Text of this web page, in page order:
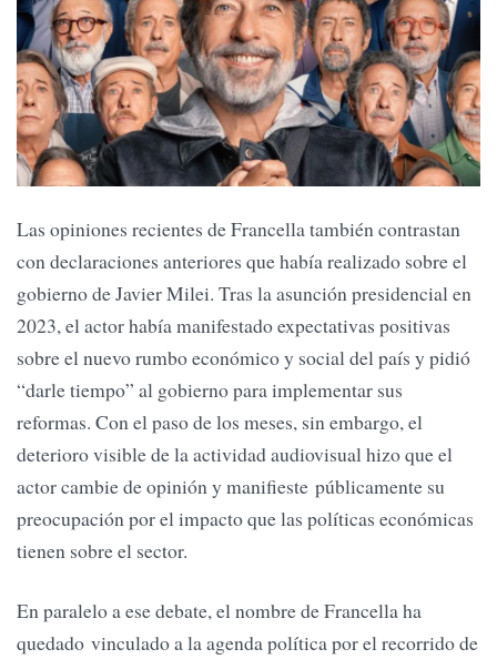
Las opiniones recientes de Francella también contrastan
con declaraciones anteriores que había realizado sobre el
gobierno de Javier Milei. Tras la asunción presidencial en
2023, el actor había manifestado expectativas positivas
sobre el nuevo rumbo económico y social del país y pidió
“darle tiempo” al gobierno para implementar sus
reformas. Con el paso de los meses, sin embargo, el
deterioro visible de la actividad audiovisual hizo que el
actor cambie de opinión y manifieste públicamente su
preocupación por el impacto que las políticas económicas
tienen sobre el sector.
En paralelo a ese debate, el nombre de Francella ha
quedado vinculado a la agenda política por el recorrido de